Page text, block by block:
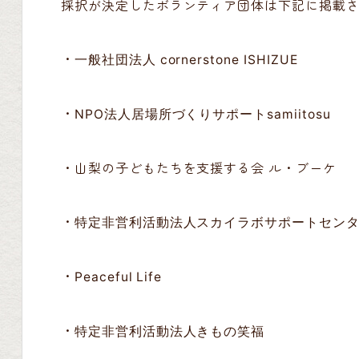
採択が決定したボランティア団体は下記に掲載
・ 一般社団法人 cornerstone ISHIZUE
・ NPO法人居場所づくりサポートsamiitosu
・山梨の子どもたちを支援する会 ル・ブーケ
・ 特定非営利活動法人スカイラボサポートセン
・ Peaceful Life
・ 特定非営利活動法人きもの笑福